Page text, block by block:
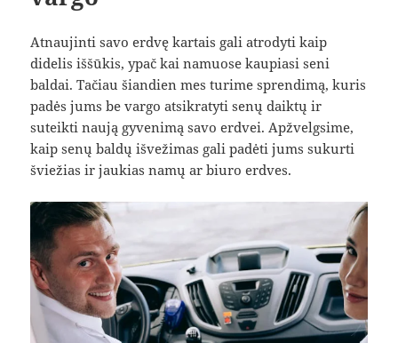
Atnaujinti savo erdvę kartais gali atrodyti kaip
didelis iššūkis, ypač kai namuose kaupiasi seni
baldai. Tačiau šiandien mes turime sprendimą, kuris
padės jums be vargo atsikratyti senų daiktų ir
suteikti naują gyvenimą savo erdvei. Apžvelgsime,
kaip senų baldų išvežimas gali padėti jums sukurti
šviežias ir jaukias namų ar biuro erdves.